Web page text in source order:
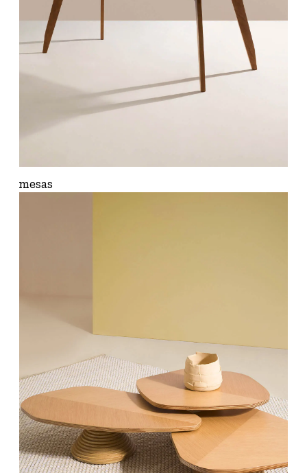
mesas